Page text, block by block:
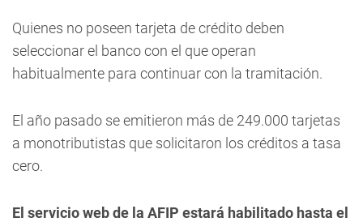
Quienes no poseen tarjeta de crédito deben
seleccionar el banco con el que operan
habitualmente para continuar con la tramitación.
El año pasado se emitieron más de 249.000 tarjetas
a monotributistas que solicitaron los créditos a tasa
cero.
El servicio web de la AFIP estará habilitado hasta el